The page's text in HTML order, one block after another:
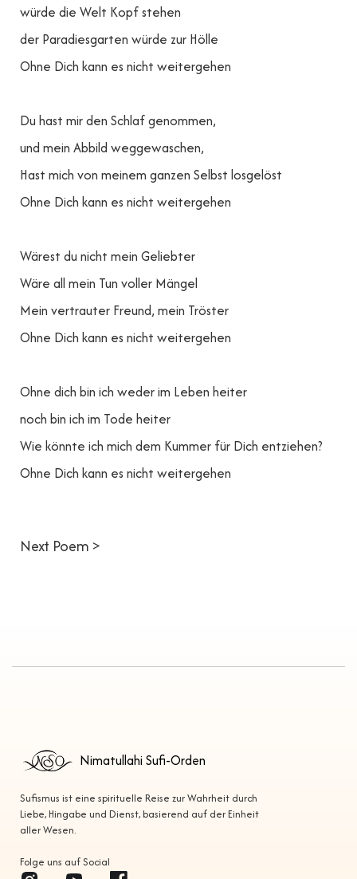
würde die Welt Kopf stehen
der Paradiesgarten würde zur Hölle
Ohne Dich kann es nicht weitergehen
Du hast mir den Schlaf genommen,
und mein Abbild weggewaschen,
Hast mich von meinem ganzen Selbst losgelöst
Ohne Dich kann es nicht weitergehen
Wärest du nicht mein Geliebter
Wäre all mein Tun voller Mängel
Mein vertrauter Freund, mein Tröster
Ohne Dich kann es nicht weitergehen
Ohne dich bin ich weder im Leben heiter
noch bin ich im Tode heiter
Wie könnte ich mich dem Kummer für Dich entziehen?
Ohne Dich kann es nicht weitergehen
Next Poem >
Nimatullahi Sufi-Orden
Sufismus ist eine spirituelle Reise zur Wahrheit durch
Liebe, Hingabe und Dienst, basierend auf der Einheit
aller Wesen.
Folge uns auf Social